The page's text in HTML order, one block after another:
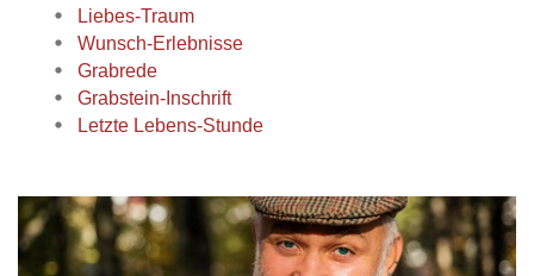
Liebes-Traum
Wunsch-Erlebnisse
Grabrede
Grabstein-Inschrift
Letzte Lebens-Stunde